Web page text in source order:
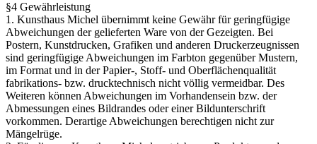
§4 Gewährleistung
1. Kunsthaus Michel übernimmt keine Gewähr für geringfügige
Abweichungen der gelieferten Ware von der Gezeigten. Bei
Postern, Kunstdrucken, Grafiken und anderen Druckerzeugnissen
sind geringfügige Abweichungen im Farbton gegenüber Mustern,
im Format und in der Papier-, Stoff- und Oberflächenqualität
fabrikations- bzw. drucktechnisch nicht völlig vermeidbar. Des
Weiteren können Abweichungen im Vorhandensein bzw. der
Abmessungen eines Bildrandes oder einer Bildunterschrift
vorkommen. Derartige Abweichungen berechtigen nicht zur
Mängelrüge.